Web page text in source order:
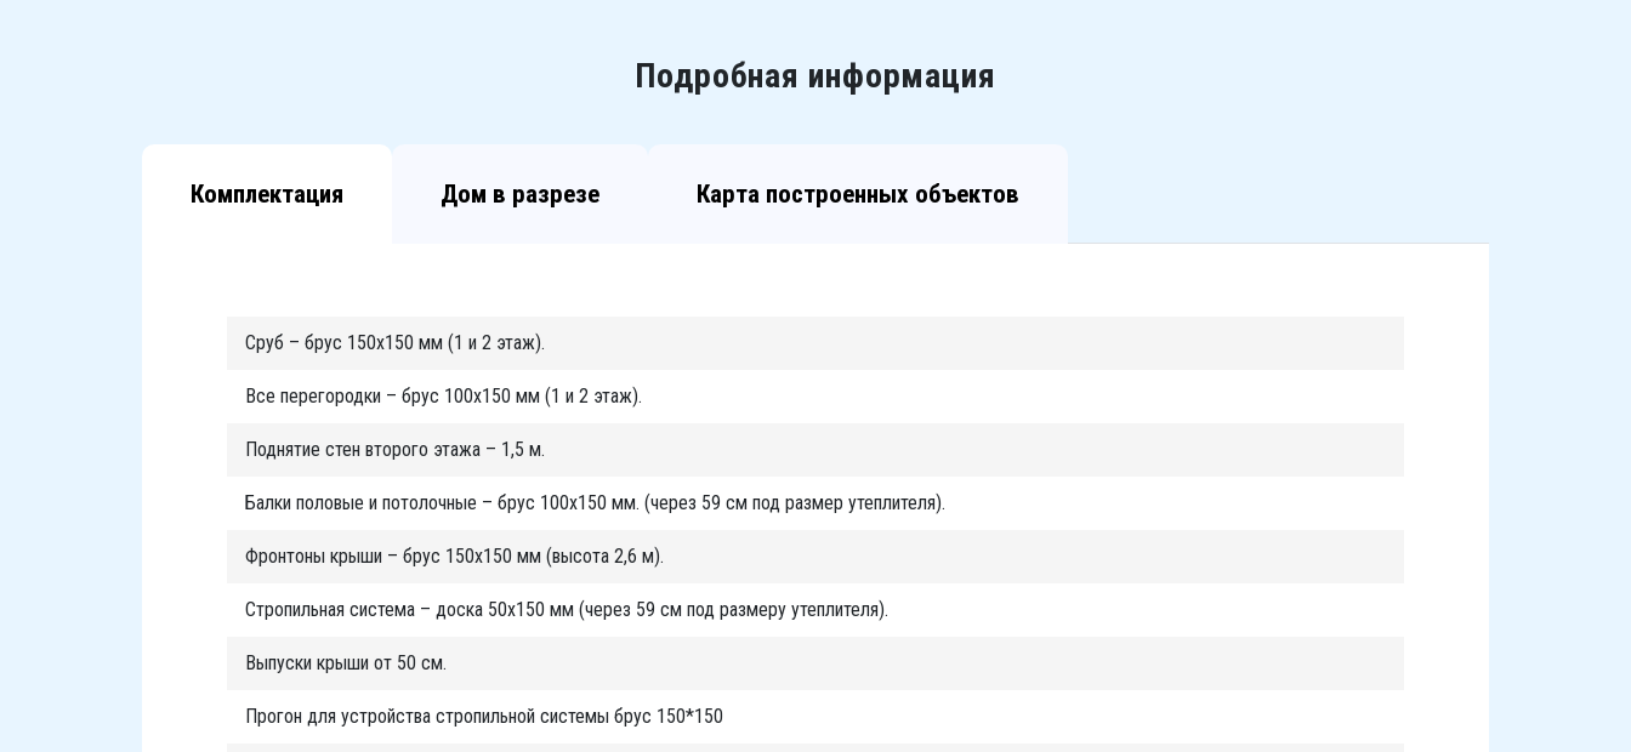
Подробная информация
Комплектация Дом в разрезе Карта построенных объектов
Сруб – брус 150х150 мм (1 и 2 этаж).
Все перегородки – брус 100х150 мм (1 и 2 этаж).
Поднятие стен второго этажа – 1,5 м.
Балки половые и потолочные – брус 100х150 мм. (через 59 см под размер утеплителя).
Фронтоны крыши – брус 150х150 мм (высота 2,6 м).
Стропильная система – доска 50х150 мм (через 59 см под размеру утеплителя).
Выпуски крыши от 50 см.
Прогон для устройства стропильной системы брус 150*150